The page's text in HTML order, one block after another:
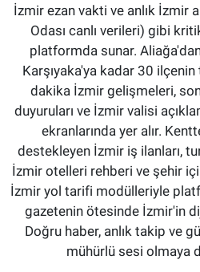
İzmir ezan vakti ve anlık İzmir
Odası canlı verileri) gibi
platformda sunar.
Karşıyaka'ya kadar 30
dakika İzmir gelişmeleri,
duyuruları ve İzmir valisi
ekranlarında yer alır.
destekleyen İzmir iş ilanları,
İzmir otelleri rehberi ve şehir
İzmir yol tarifi modülleriyle
gazetenin ötesinde İzmir'in
Doğru haber, anlık takip ve
mühürlü sesi olmaya